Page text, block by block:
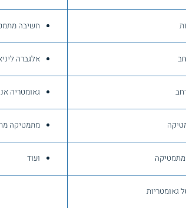
חשיבה
אלגברה
גאומטריה
מתמטיקה
ועוד
גאומטריות